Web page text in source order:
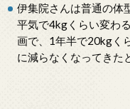
伊集院さんは普通の体
平気で4kgくらい変わ
画で、1年半で20kgく
に減らなくなってきた